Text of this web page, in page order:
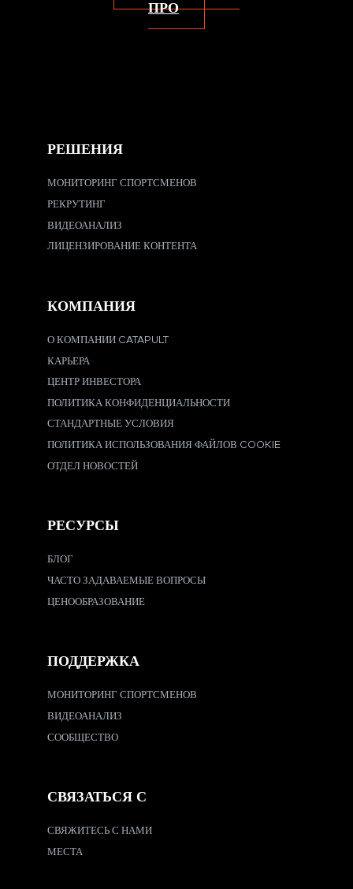
ПРО
РЕШЕНИЯ
МОНИТОРИНГ СПОРТСМЕНОВ
РЕКРУТИНГ
ВИДЕОАНАЛИЗ
ЛИЦЕНЗИРОВАНИЕ КОНТЕНТА
КОМПАНИЯ
О КОМПАНИИ CATAPULT
КАРЬЕРА
ЦЕНТР ИНВЕСТОРА
ПОЛИТИКА КОНФИДЕНЦИАЛЬНОСТИ
СТАНДАРТНЫЕ УСЛОВИЯ
ПОЛИТИКА ИСПОЛЬЗОВАНИЯ ФАЙЛОВ COOKIE
ОТДЕЛ НОВОСТЕЙ
РЕСУРСЫ
БЛОГ
ЧАСТО ЗАДАВАЕМЫЕ ВОПРОСЫ
ЦЕНООБРАЗОВАНИЕ
ПОДДЕРЖКА
МОНИТОРИНГ СПОРТСМЕНОВ
ВИДЕОАНАЛИЗ
СООБЩЕСТВО
СВЯЗАТЬСЯ С
СВЯЖИТЕСЬ С НАМИ
МЕСТА